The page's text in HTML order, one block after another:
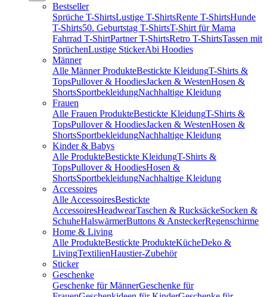
Bestseller
Sprüche T-ShirtsLustige T-ShirtsRente T-ShirtsHunde
T-Shirts50. Geburtstag T-ShirtsT-Shirt für Mama
Fahrrad T-ShirtPartner T-ShirtsRetro T-ShirtsTassen mit
SprüchenLustige StickerAbi Hoodies
Männer
Alle Männer ProdukteBestickte KleidungT-Shirts &
TopsPullover & HoodiesJacken & WestenHosen &
ShortsSportbekleidungNachhaltige Kleidung
Frauen
Alle Frauen ProdukteBestickte KleidungT-Shirts &
TopsPullover & HoodiesJacken & WestenHosen &
ShortsSportbekleidungNachhaltige Kleidung
Kinder & Babys
Alle ProdukteBestickte KleidungT-Shirts &
TopsPullover & HoodiesHosen &
ShortsSportbekleidungNachhaltige Kleidung
Accessoires
Alle AccessoiresBestickte
AccessoiresHeadwearTaschen & RucksäckeSocken &
SchuheHalswärmerButtons & AnsteckerRegenschirme
Home & Living
Alle ProdukteBestickte ProdukteKücheDeko &
LivingTextilienHaustier-Zubehör
Sticker
Geschenke
Geschenke für MännerGeschenke für